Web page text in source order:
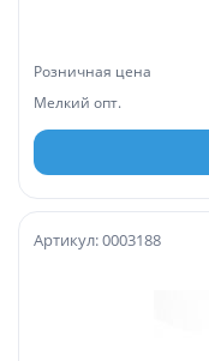
Розничная цена
Мелкий опт.
Артикул: 0003188